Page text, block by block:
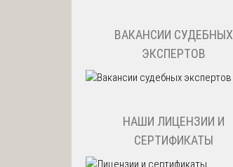
ВАКАНСИИ СУДЕБНЫХ
ЭКСПЕРТОВ
НАШИ ЛИЦЕНЗИИ И
СЕРТИФИКАТЫ